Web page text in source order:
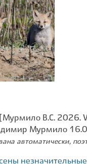
[Мурмило В.С. 2026.
Мурмило
автоматически,